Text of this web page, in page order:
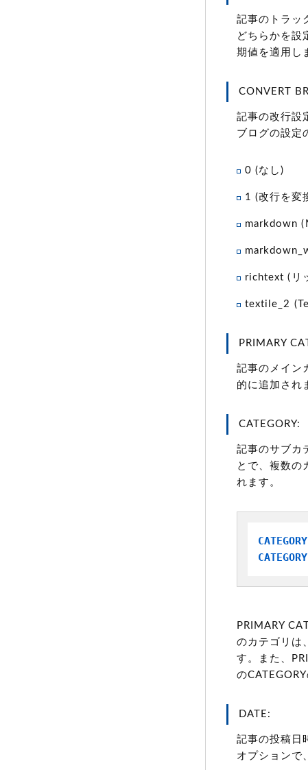
記事のトラッ
どちらかを設
期値を適用し
CONVERT
記事の改行設
ブログの設定
0(なし)
1(改行を変
markdown
richtext(リ
textile_2
PRIMARY
記事のメイン
的に追加され
CATEGORY:
記事のサブカ
とで、複数の
れます。
PRIMARY
のカテゴリは
す。また、
の
DATE:
記事の投稿日
オプションで